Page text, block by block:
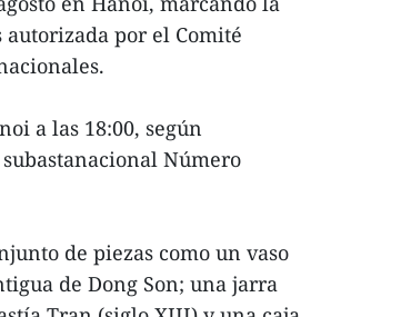
por el Comité
a las 18:00, según
Número
de piezas como un vaso
de Dong Son; una jarra